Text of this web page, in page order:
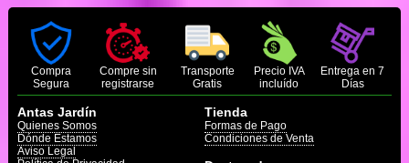
Compra
Segura
Compre sin
registrarse
Transporte
Gratis
Precio IVA
incluído
Entrega en 7
Días
Antas Jardín
Quienes Somos
Dónde Estamos
Aviso Legal
Tienda
Formas de Pago
Condiciones de Venta